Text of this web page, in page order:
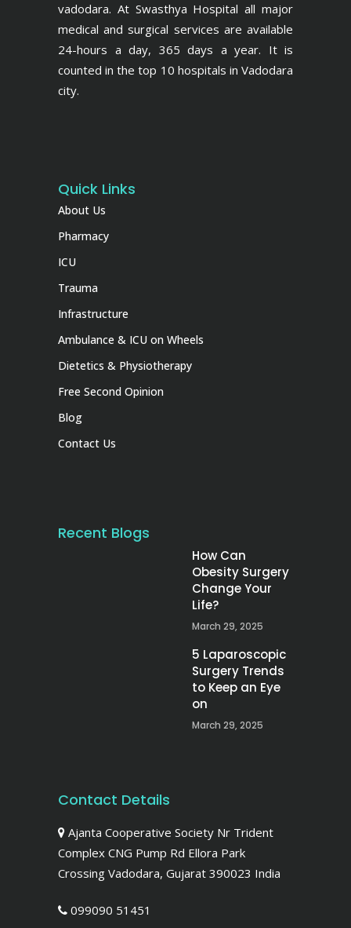
vadodara. At Swasthya Hospital all major
medical and surgical services are available
24-hours a day, 365 days a year. It is
counted in the top 10 hospitals in Vadodara
city.
Quick Links
About Us
Pharmacy
ICU
Trauma
Infrastructure
Ambulance & ICU on Wheels
Dietetics & Physiotherapy
Free Second Opinion
Blog
Contact Us
Recent Blogs
How Can
Obesity Surgery
Change Your
Life?
March 29, 2025
5 Laparoscopic
Surgery Trends
to Keep an Eye
on
March 29, 2025
Contact Details
Ajanta Cooperative Society Nr Trident
Complex CNG Pump Rd Ellora Park
Crossing Vadodara, Gujarat 390023 India
099090 51451